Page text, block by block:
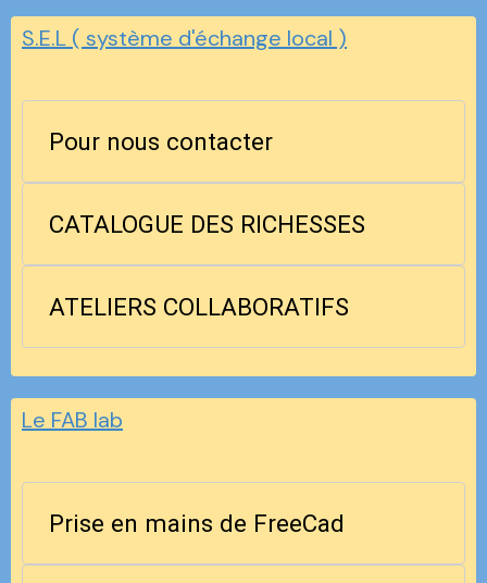
S.E.L ( système d'échange local )
Pour nous contacter
CATALOGUE DES RICHESSES
ATELIERS COLLABORATIFS
Le FAB lab
Prise en mains de FreeCad